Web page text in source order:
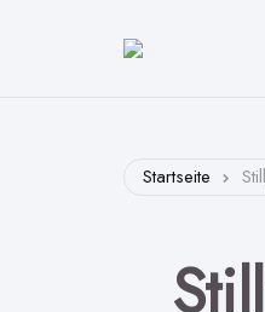
Startseite